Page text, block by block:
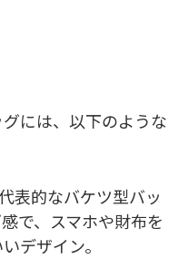
には、以下のような
表的なバケツ型バッ
で、スマホや財布を
デザイン。